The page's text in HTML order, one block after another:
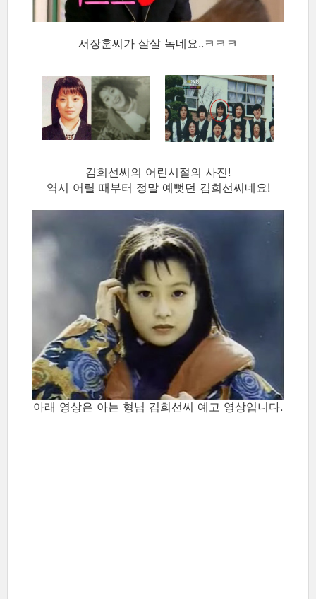
서장훈씨가 살살 녹네요..ㅋㅋㅋ
김희선씨의 어린시절의 사진!
역시 어릴 때부터 정말 예뻣던 김희선씨네요!
아래 영상은 아는 형님 김희선씨 예고 영상입니다.